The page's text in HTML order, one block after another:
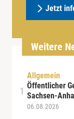
Jetzt
Weitere
Allgemein
Öffentlicher
Sachsen-
06.08.2026